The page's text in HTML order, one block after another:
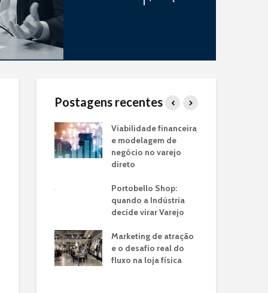
Postagens recentes
drive-thru
do
Viabilidade financeira
e modelagem de
negócio no varejo
direto
Portobello Shop:
quando a Indústria
decide virar Varejo
Marketing de atração
e o desafio real do
fluxo na loja física